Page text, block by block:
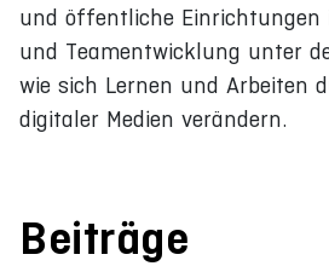
und öffentliche Einrichtungen
und Teamentwicklung unter
wie sich Lernen und Arbeiten
digitaler Medien verändern.
Beiträge